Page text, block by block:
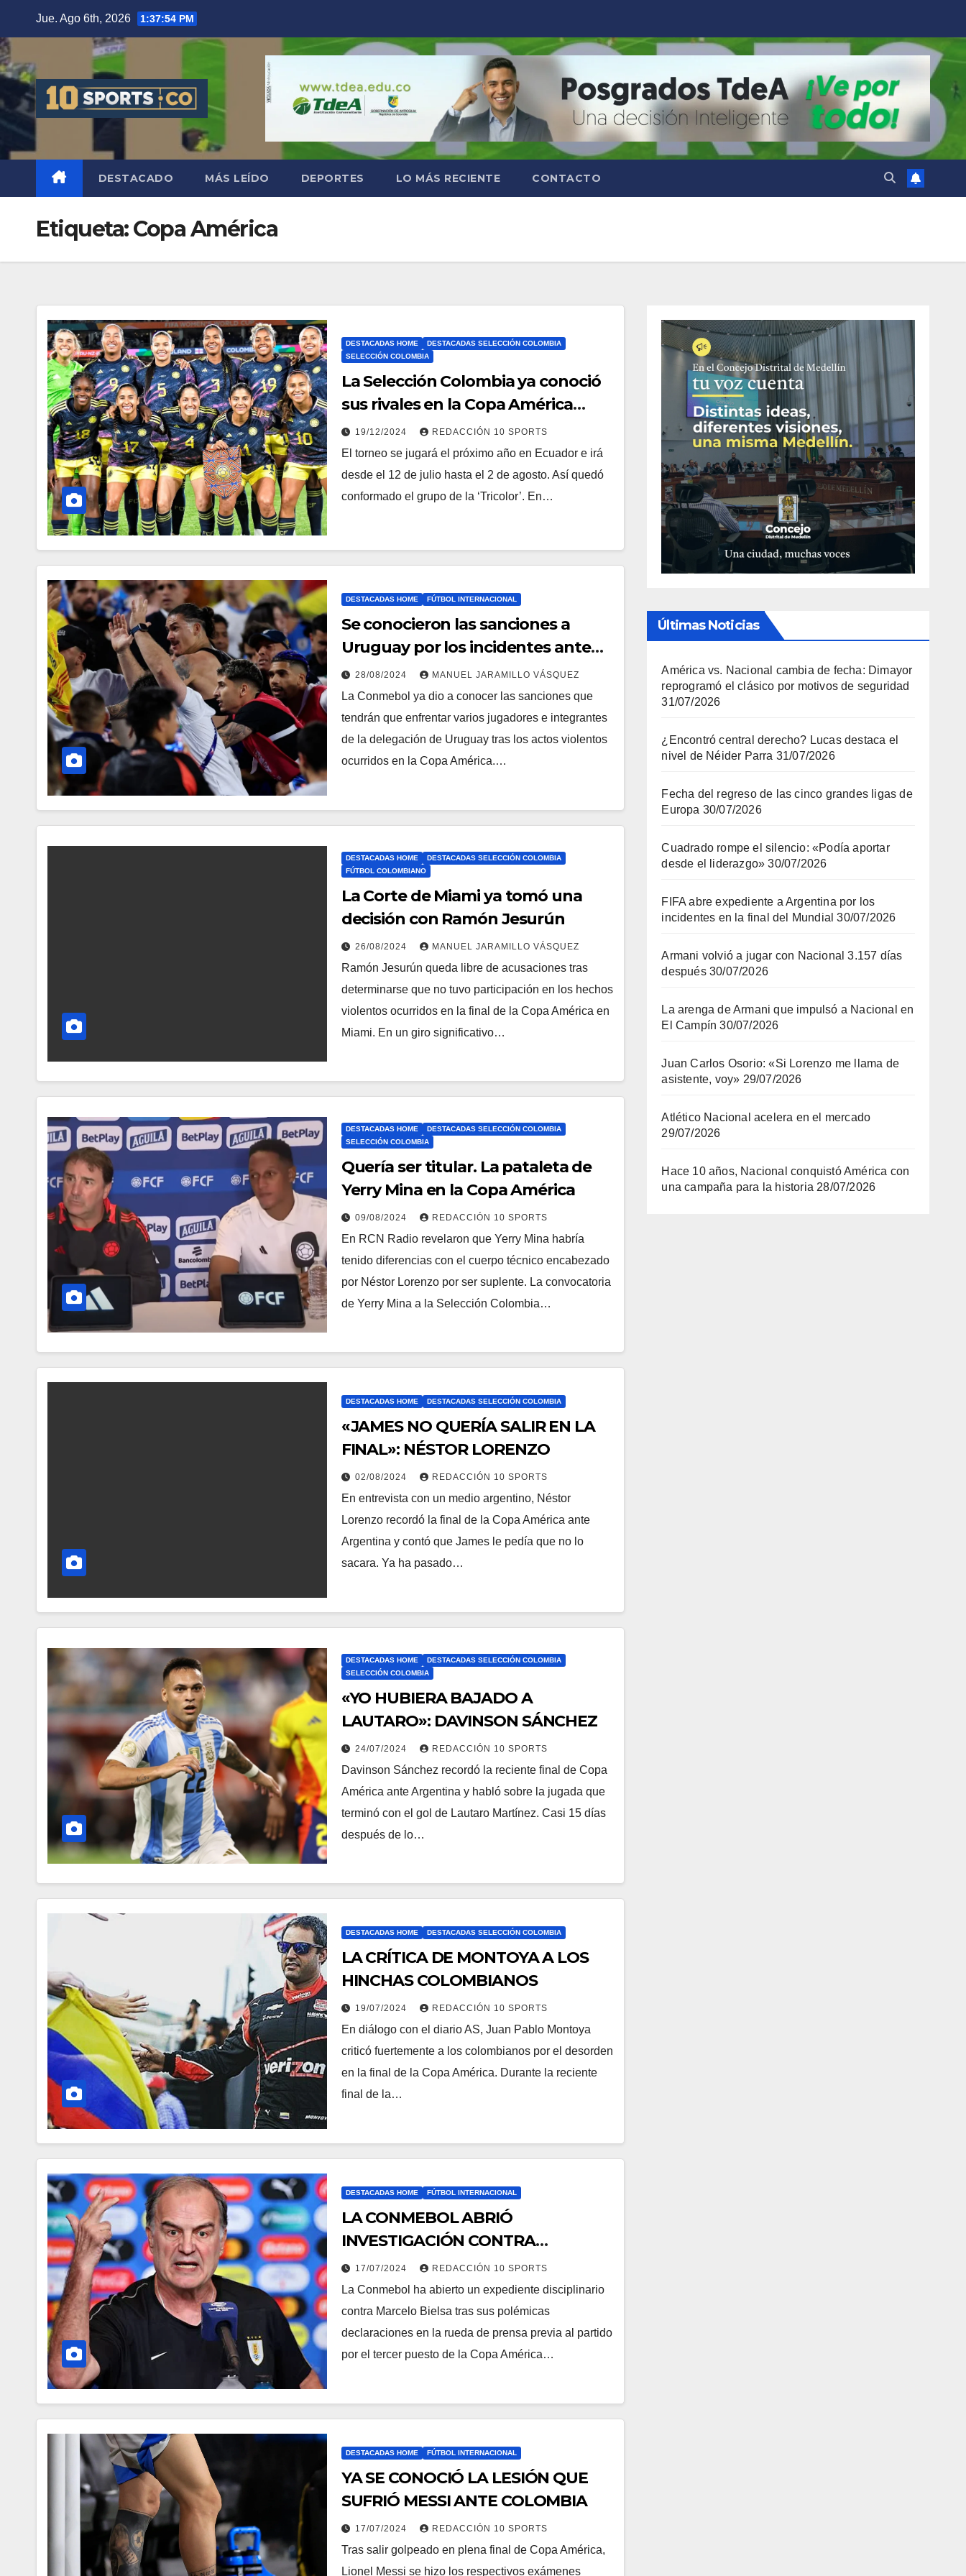
Jue. Ago 6th, 2026 1:37:55 PM
DESTACADO MÁS LEÍDO DEPORTES LO MÁS RECIENTE CONTACTO
Etiqueta:Copa América
DESTACADAS HOME
DESTACADAS SELECCIÓN COLOMBIA
SELECCIÓN COLOMBIA
La Selección Colombia ya conoció
sus rivales en la Copa América
Femenina
19/12/2024 REDACCIÓN 10 SPORTS
El torneo se jugará el próximo año en Ecuador e irá
desde el 12 de julio hasta el 2 de agosto. Así quedó
conformado el grupo de la ‘Tricolor’. En…
DESTACADAS HOME FÚTBOL INTERNACIONAL
Se conocieron las sanciones a
Uruguay por los incidentes ante
Colombia
28/08/2024 MANUEL JARAMILLO VÁSQUEZ
La Conmebol ya dio a conocer las sanciones que
tendrán que enfrentar varios jugadores e integrantes
de la delegación de Uruguay tras los actos violentos
ocurridos en la Copa América.…
DESTACADAS HOME
DESTACADAS SELECCIÓN COLOMBIA
FÚTBOL COLOMBIANO
La Corte de Miami ya tomó una
decisión con Ramón Jesurún
26/08/2024 MANUEL JARAMILLO VÁSQUEZ
Ramón Jesurún queda libre de acusaciones tras
determinarse que no tuvo participación en los hechos
violentos ocurridos en la final de la Copa América en
Miami. En un giro significativo…
DESTACADAS HOME
DESTACADAS SELECCIÓN COLOMBIA
SELECCIÓN COLOMBIA
Quería ser titular. La pataleta de
Yerry Mina en la Copa América
09/08/2024 REDACCIÓN 10 SPORTS
En RCN Radio revelaron que Yerry Mina habría
tenido diferencias con el cuerpo técnico encabezado
por Néstor Lorenzo por ser suplente. La convocatoria
de Yerry Mina a la Selección Colombia…
DESTACADAS HOME DESTACADAS SELECCIÓN COLOMBIA
«JAMES NO QUERÍA SALIR EN LA
FINAL»: NÉSTOR LORENZO
02/08/2024 REDACCIÓN 10 SPORTS
En entrevista con un medio argentino, Néstor
Lorenzo recordó la final de la Copa América ante
Argentina y contó que James le pedía que no lo
sacara. Ya ha pasado…
DESTACADAS HOME
DESTACADAS SELECCIÓN COLOMBIA
SELECCIÓN COLOMBIA
«YO HUBIERA BAJADO A
LAUTARO»: DAVINSON SÁNCHEZ
24/07/2024 REDACCIÓN 10 SPORTS
Davinson Sánchez recordó la reciente final de Copa
América ante Argentina y habló sobre la jugada que
terminó con el gol de Lautaro Martínez. Casi 15 días
después de lo…
DESTACADAS HOME DESTACADAS SELECCIÓN COLOMBIA
LA CRÍTICA DE MONTOYA A LOS
HINCHAS COLOMBIANOS
19/07/2024 REDACCIÓN 10 SPORTS
En diálogo con el diario AS, Juan Pablo Montoya
criticó fuertemente a los colombianos por el desorden
en la final de la Copa América. Durante la reciente
final de la…
DESTACADAS HOME FÚTBOL INTERNACIONAL
LA CONMEBOL ABRIÓ
INVESTIGACIÓN CONTRA
MARCELO BIELSA
17/07/2024 REDACCIÓN 10 SPORTS
La Conmebol ha abierto un expediente disciplinario
contra Marcelo Bielsa tras sus polémicas
declaraciones en la rueda de prensa previa al partido
por el tercer puesto de la Copa América…
DESTACADAS HOME FÚTBOL INTERNACIONAL
YA SE CONOCIÓ LA LESIÓN QUE
SUFRIÓ MESSI ANTE COLOMBIA
17/07/2024 REDACCIÓN 10 SPORTS
Tras salir golpeado en plena final de Copa América,
Lionel Messi se hizo los respectivos exámenes
Últimas Noticias
América vs. Nacional cambia de fecha: Dimayor
reprogramó el clásico por motivos de seguridad
31/07/2026
¿Encontró central derecho? Lucas destaca el
nivel de Néider Parra 31/07/2026
Fecha del regreso de las cinco grandes ligas de
Europa 30/07/2026
Cuadrado rompe el silencio: «Podía aportar
desde el liderazgo» 30/07/2026
FIFA abre expediente a Argentina por los
incidentes en la final del Mundial 30/07/2026
Armani volvió a jugar con Nacional 3.157 días
después 30/07/2026
La arenga de Armani que impulsó a Nacional en
El Campín 30/07/2026
Juan Carlos Osorio: «Si Lorenzo me llama de
asistente, voy» 29/07/2026
Atlético Nacional acelera en el mercado
29/07/2026
Hace 10 años, Nacional conquistó América con
una campaña para la historia 28/07/2026